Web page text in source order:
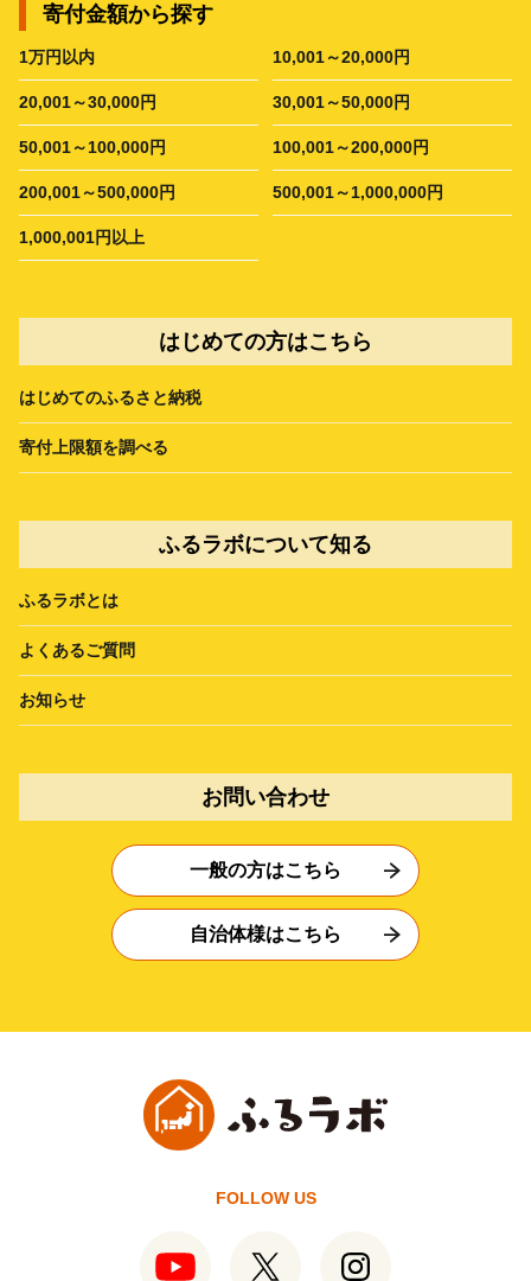
寄付金額から探す
1万円以内 10,001～20,000円
20,001～30,000円 30,001～50,000円
50,001～100,000円 100,001～200,000円
200,001～500,000円 500,001～1,000,000円
1,000,001円以上
はじめての方はこちら
はじめてのふるさと納税
寄付上限額を調べる
ふるラボについて知る
ふるラボとは
よくあるご質問
お知らせ
お問い合わせ
一般の方はこちら
自治体様はこちら
FOLLOW US